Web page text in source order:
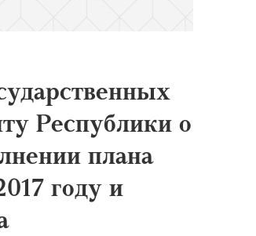
Республики о
плана
году и